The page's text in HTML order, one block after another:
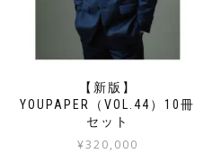
【新版】
YOUPAPER（VOL.44）10冊
セット
¥320,000